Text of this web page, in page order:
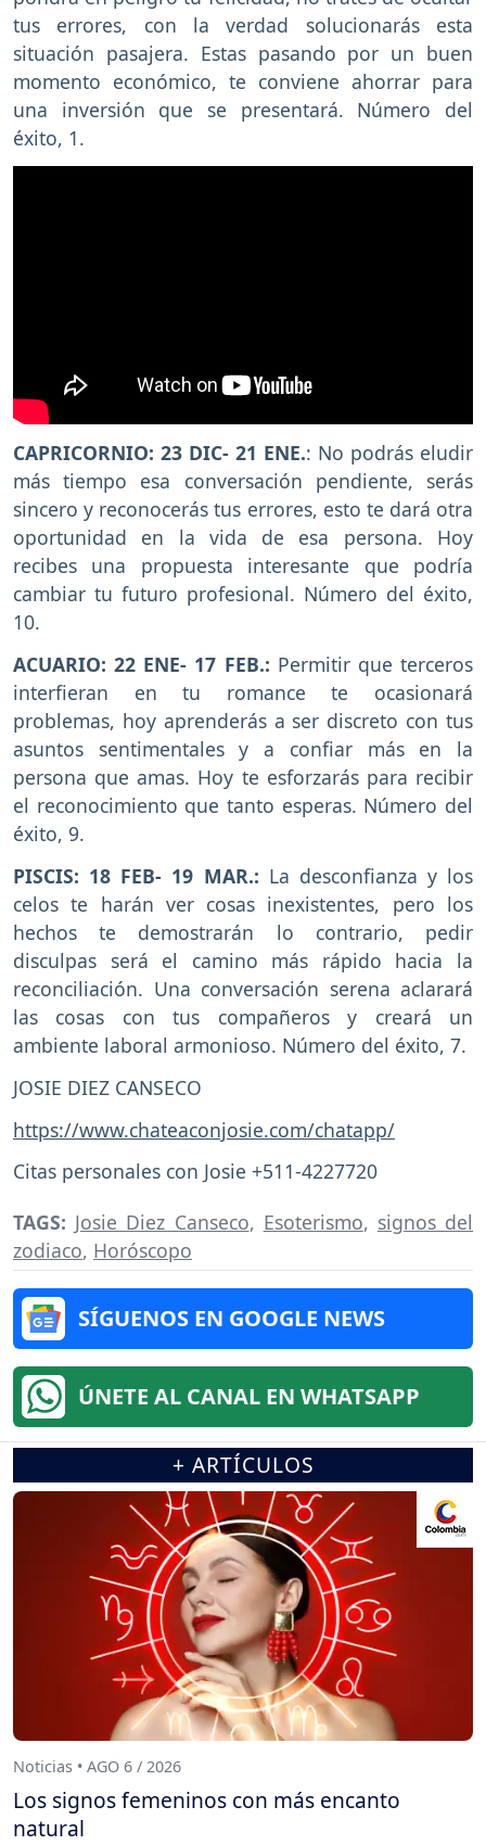
tus errores, con la verdad solucionarás esta
situación pasajera. Estas pasando por un buen
momento económico, te conviene ahorrar para
una inversión que se presentará. Número del
éxito, 1.
CAPRICORNIO: 23 DIC- 21 ENE.: No podrás eludir
más tiempo esa conversación pendiente, serás
sincero y reconocerás tus errores, esto te dará otra
oportunidad en la vida de esa persona. Hoy
recibes una propuesta interesante que podría
cambiar tu futuro profesional. Número del éxito,
10.
ACUARIO: 22 ENE- 17 FEB.: Permitir que terceros
interfieran en tu romance te ocasionará
problemas, hoy aprenderás a ser discreto con tus
asuntos sentimentales y a confiar más en la
persona que amas. Hoy te esforzarás para recibir
el reconocimiento que tanto esperas. Número del
éxito, 9.
PISCIS: 18 FEB- 19 MAR.: La desconfianza y los
celos te harán ver cosas inexistentes, pero los
hechos te demostrarán lo contrario, pedir
disculpas será el camino más rápido hacia la
reconciliación. Una conversación serena aclarará
las cosas con tus compañeros y creará un
ambiente laboral armonioso. Número del éxito, 7.
JOSIE DIEZ CANSECO
https://www.chateaconjosie.com/chatapp/
Citas personales con Josie +511-4227720
TAGS: Josie Diez Canseco, Esoterismo, signos del
zodiaco, Horóscopo
SÍGUENOS EN GOOGLE NEWS
ÚNETE AL CANAL EN WHATSAPP
+ ARTÍCULOS
Noticias • AGO 6 / 2026
Los signos femeninos con más encanto
natural